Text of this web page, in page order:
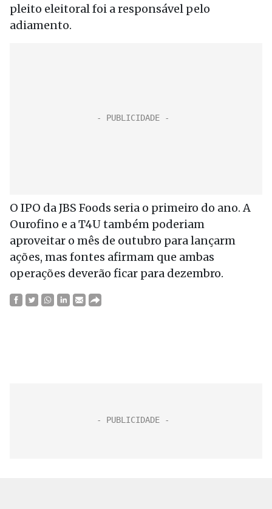
pleito eleitoral foi a responsável pelo
adiamento.
O IPO da JBS Foods seria o primeiro do ano. A
Ourofino e a T4U também poderiam
aproveitar o mês de outubro para lançarm
ações, mas fontes afirmam que ambas
operações deverão ficar para dezembro.